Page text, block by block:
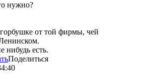
нужно?
от той фирмы, чей
нибудь есть.
Поделиться